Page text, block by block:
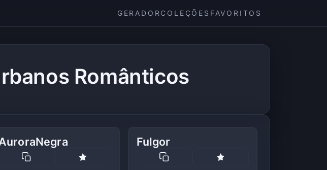
GERADOR COLEÇÕES FAVORITOS
Românticos
Fulgor